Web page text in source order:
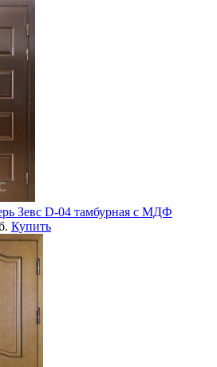
Зевс D-04 тамбурная с МДФ
Купить